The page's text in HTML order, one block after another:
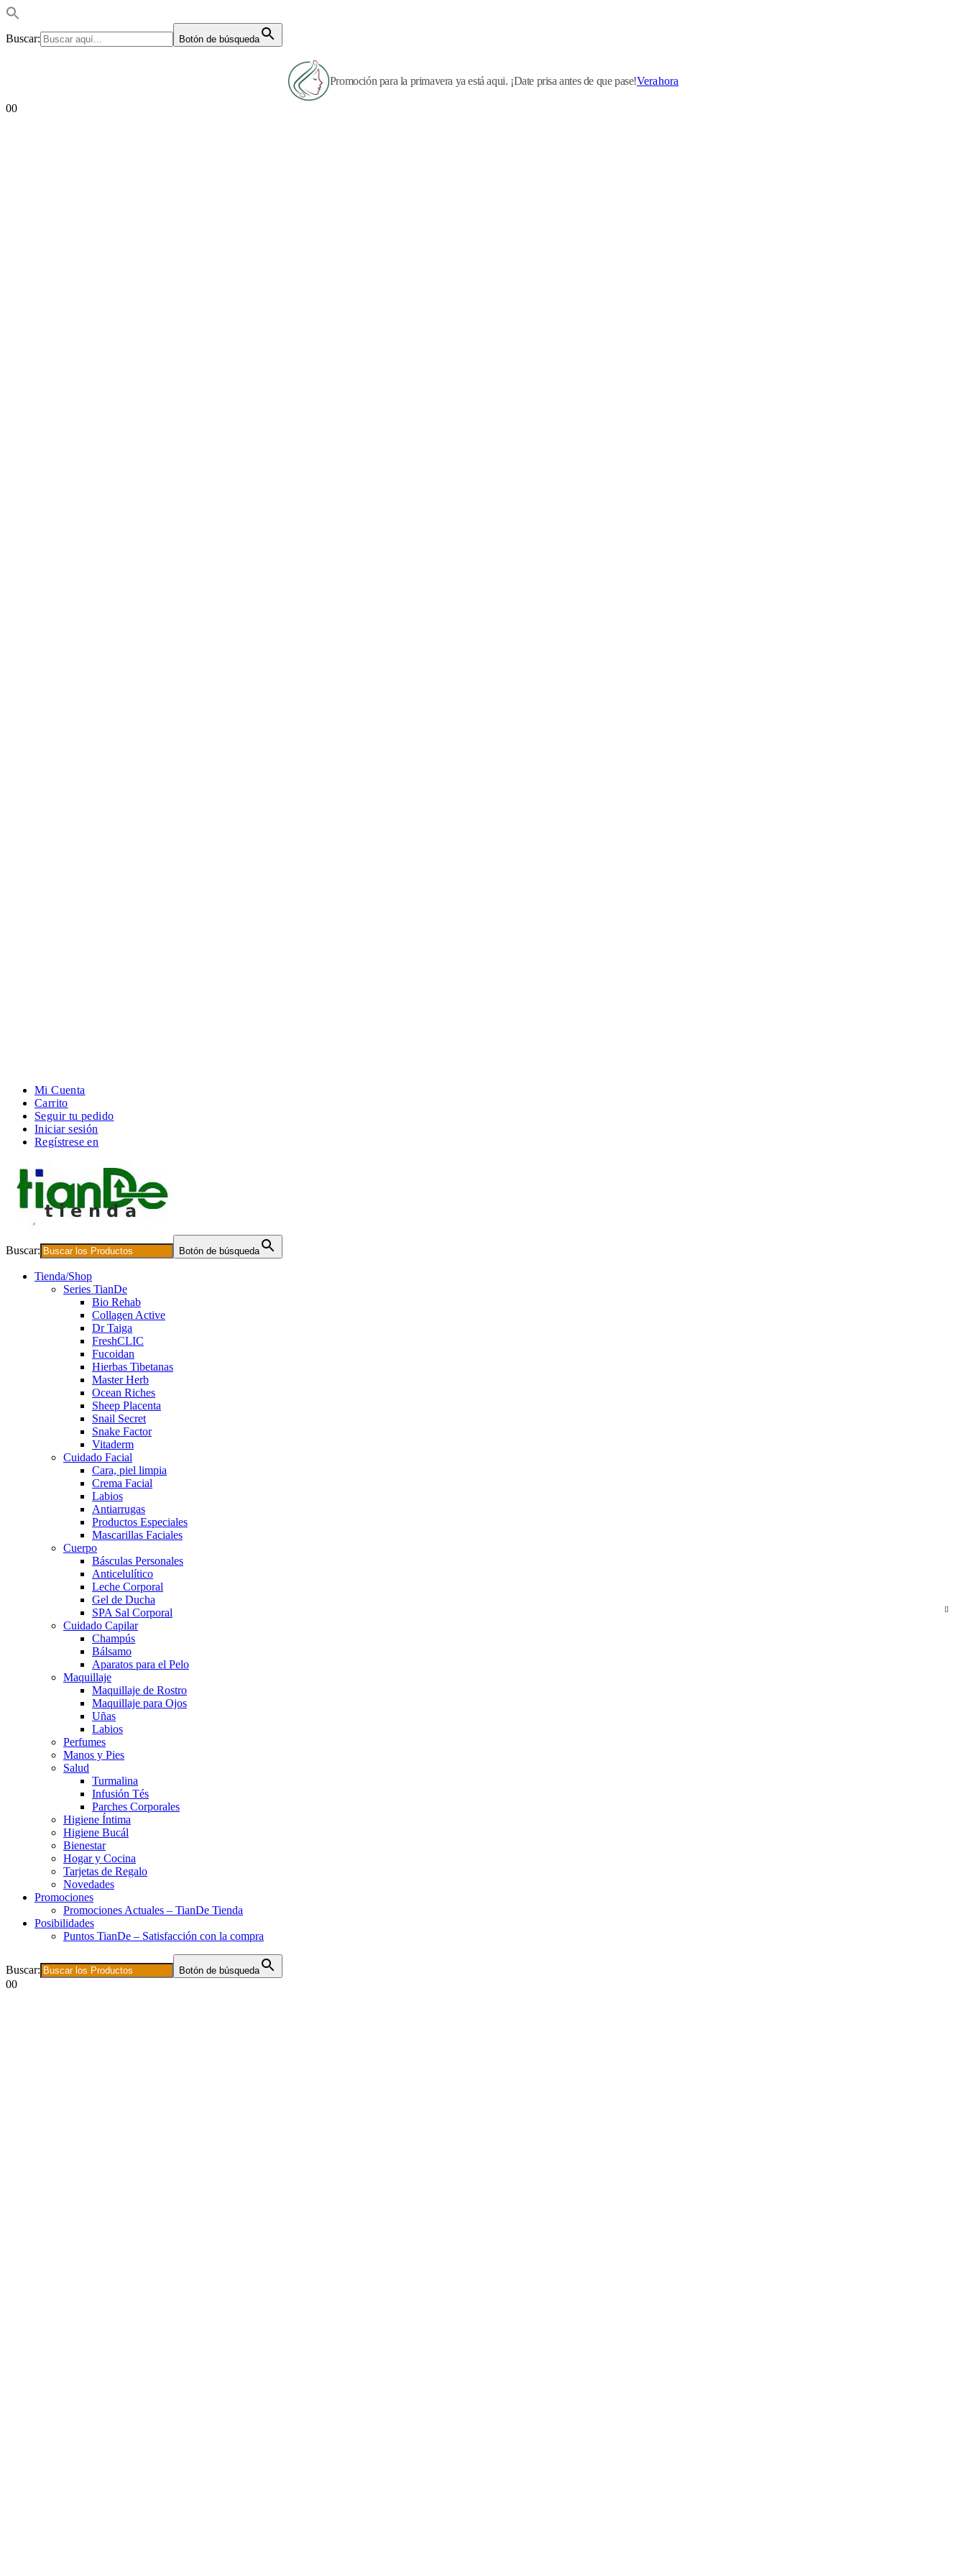
Buscar: Botón de búsqueda
Promoción para la primavera ya está aqui. ¡Date prisa antes de que pase!Verahora
00
Mi Cuenta
Carrito
Seguir tu pedido
Iniciar sesión
Regístrese en
Buscar: Botón de búsqueda
Tienda/Shop
Series TianDe
Bio Rehab
Collagen Active
Dr Taiga
FreshCLIC
Fucoidan
Hierbas Tibetanas
Master Herb
Ocean Riches
Sheep Placenta
Snail Secret
Snake Factor
Vitaderm
Cuidado Facial
Cara, piel limpia
Crema Facial
Labios
Antiarrugas
Productos Especiales
Mascarillas Faciales
Cuerpo
Básculas Personales
Anticelulítico
Leche Corporal
Gel de Ducha
SPA Sal Corporal
Cuidado Capilar
Champús
Bálsamo
Aparatos para el Pelo
Maquillaje
Maquillaje de Rostro
Maquillaje para Ojos
Uñas
Labios
Perfumes
Manos y Pies
Salud
Turmalina
Infusión Tés
Parches Corporales
Higiene Íntima
Higiene Bucál
Bienestar
Hogar y Cocina
Tarjetas de Regalo
Novedades
Promociones
Promociones Actuales – TianDe Tienda
Posibilidades
Puntos TianDe – Satisfacción con la compra
Buscar: Botón de búsqueda
00